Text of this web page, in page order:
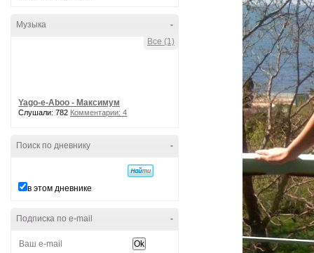
-
Музыка
Все (1)
Yago-e-Aboo - Максимум
Слушали: 782 Комментарии: 4
-
Поиск по дневнику
в этом дневнике
-
Подписка по e-mail